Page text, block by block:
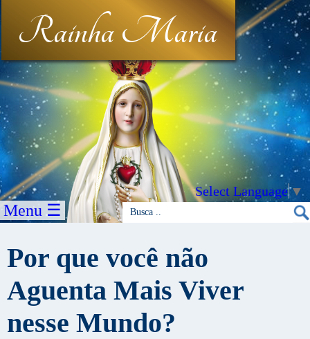
Rainha Maria
Select Language▼
Menu ☰
Por que você não
Aguenta Mais Viver
nesse Mundo?